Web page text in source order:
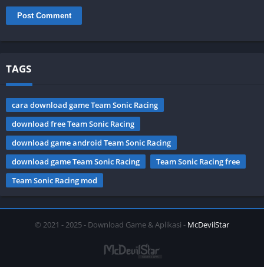
TAGS
cara download game Team Sonic Racing
download free Team Sonic Racing
download game android Team Sonic Racing
download game Team Sonic Racing
Team Sonic Racing free
Team Sonic Racing mod
© 2021 - 2025 - Download Game & Aplikasi - McDevilStar